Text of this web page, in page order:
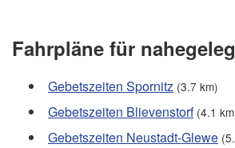
Fahrpläne für
Gebetszeiten Spornitz (3.7 km)
Gebetszeiten Blievenstorf (4.1
Gebetszeiten Neustadt-Glewe